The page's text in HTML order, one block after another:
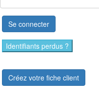
Se connecter
Identifiants perdus ?
Créez votre fiche client